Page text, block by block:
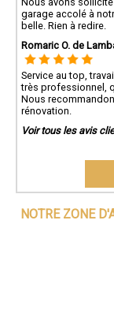
garage accolé à
belle. Rien à redire.
Romaric O. de
Service au top,
très professionnel,
Nous
rénovation.
Voir tous les avis
NOTRE ZONE